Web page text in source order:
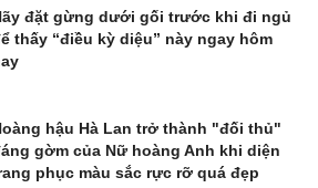
đặt gừng dưới gối trước khi đi ngủ
thấy “điều kỳ diệu” này ngay hôm
hậu Hà Lan trở thành "đối thủ"
gờm của Nữ hoàng Anh khi diện
phục màu sắc rực rỡ quá đẹp